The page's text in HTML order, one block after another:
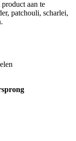
aan te
patchouli, scharlei,